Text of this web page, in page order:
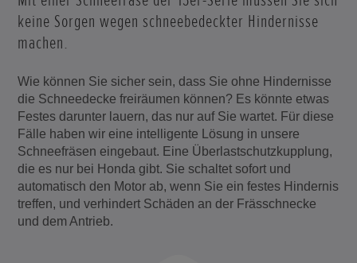
keine Sorgen wegen schneebedeckter Hindernisse
machen.
Wie können Sie sicher sein, dass Sie ohne Hindernisse
die Schneedecke freiräumen können? Es könnte etwas
Festes darunter lauern, das nur auf Sie wartet. Für diese
Fälle haben wir eine intelligente Lösung in unsere
Schneefräsen eingebaut. Eine Überlastschutzkupplung,
die es nur bei Honda gibt. Sie schaltet sofort und
automatisch den Motor ab, wenn Sie ein festes Hindernis
treffen, und verhindert Schäden an der Frässchnecke
und dem Antrieb.